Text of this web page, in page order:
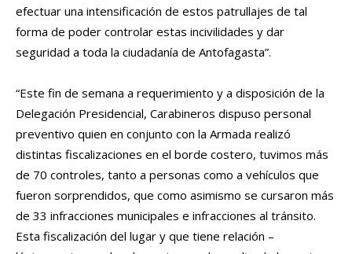
efectuar una intensificación de estos patrullajes de tal
forma de poder controlar estas incivilidades y dar
seguridad a toda la ciudadanía de Antofagasta”.
“Este fin de semana a requerimiento y a disposición de la
Delegación Presidencial, Carabineros dispuso personal
preventivo quien en conjunto con la Armada realizó
distintas fiscalizaciones en el borde costero, tuvimos más
de 70 controles, tanto a personas como a vehículos que
fueron sorprendidos, que como asimismo se cursaron más
de 33 infracciones municipales e infracciones al tránsito.
Esta fiscalización del lugar y que tiene relación –